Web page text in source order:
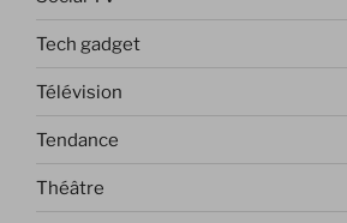
Tech gadget
Télévision
Tendance
Théâtre